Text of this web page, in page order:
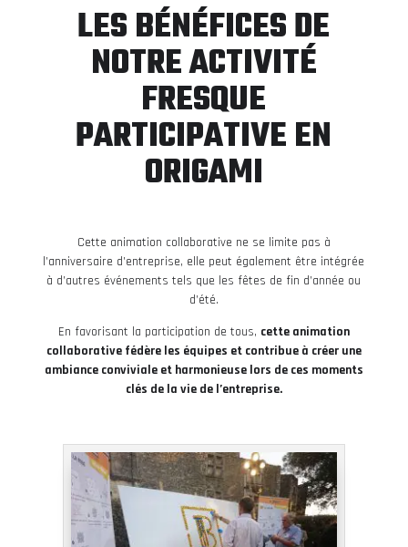
LES BÉNÉFICES DE
NOTRE ACTIVITÉ
FRESQUE
PARTICIPATIVE EN
ORIGAMI
Cette animation collaborative ne se limite pas à
l’anniversaire d’entreprise, elle peut également être intégrée
à d’autres événements tels que les fêtes de fin d’année ou
d’été.
En favorisant la participation de tous, cette animation
collaborative fédère les équipes et contribue à créer une
ambiance conviviale et harmonieuse lors de ces moments
clés de la vie de l’entreprise.